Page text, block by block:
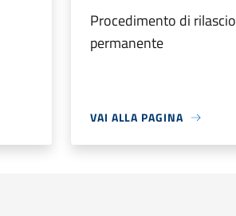
Procedimento di
permanente
VAI ALLA PAGINA